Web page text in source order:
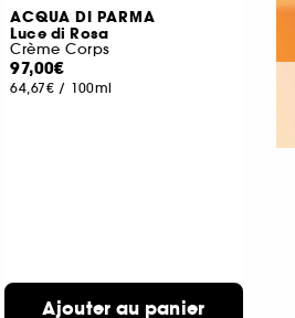
ACQUA DI PARMA
Luce di Rosa
Crème Corps
97,00€
64,67€ / 100ml
Ajouter au panier